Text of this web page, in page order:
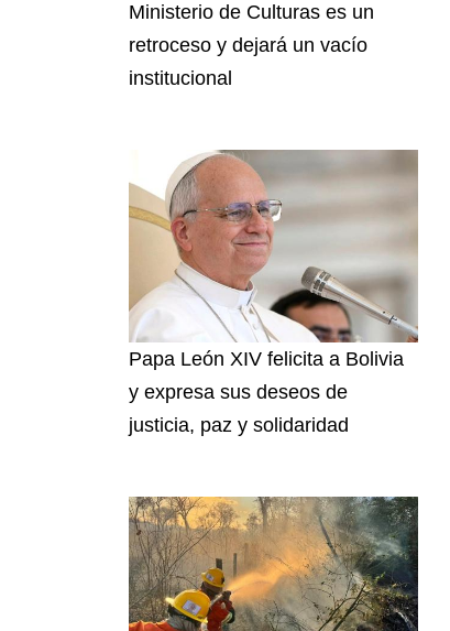
Ministerio de Culturas es un
retroceso y dejará un vacío
institucional
Papa León XIV felicita a Bolivia
y expresa sus deseos de
justicia, paz y solidaridad